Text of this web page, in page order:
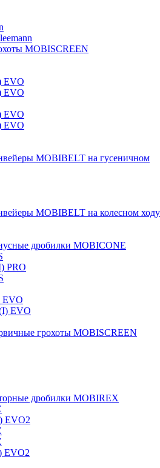
MOBISCREEN
EVO
EVO
EVO
EVO
MOBIBELT на гусеничном
MOBIBELT на колесном ходу
дробилки MOBICONE
PRO
EVO
EVO
грохоты MOBISCREEN
дробилки MOBIREX
EVO2
EVO2